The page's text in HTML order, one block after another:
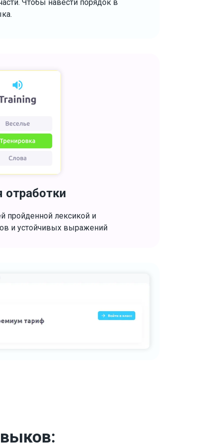
Чтобы навести порядок в
отработки
пройденной лексикой и
и устойчивых выражений